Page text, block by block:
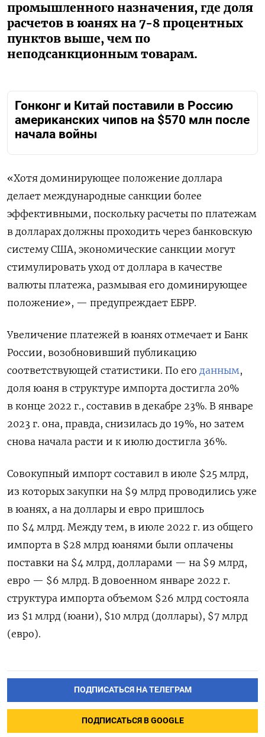
промышленного назначения, где доля
расчетов в юанях на 7-8 процентных
пунктов выше, чем по
неподсанкционным товарам.
Гонконг и Китай поставили в Россию
американских чипов на $570 млн после
начала войны
«Хотя доминирующее положение доллара
делает международные санкции более
эффективными, поскольку расчеты по платежам
в долларах должны проходить через банковскую
систему США, экономические санкции могут
стимулировать уход от доллара в качестве
валюты платежа, размывая его доминирующее
положение», — предупреждает ЕБРР.
Увеличение платежей в юанях отмечает и Банк
России, возобновивший публикацию
соответствующей статистики. По его данным,
доля юаня в структуре импорта достигла 20%
в конце 2022 г., составив в декабре 23%. В январе
2023 г. она, правда, снизилась до 19%, но затем
снова начала расти и к июлю достигла 36%.
Совокупный импорт составил в июле $25 млрд,
из которых закупки на $9 млрд проводились уже
в юанях, а на доллары и евро пришлось
по $4 млрд. Между тем, в июле 2022 г. из общего
импорта в $28 млрд юанями были оплачены
поставки на $4 млрд, долларами — на $9 млрд,
евро — $6 млрд. В довоенном январе 2022 г.
структура импорта объемом $26 млрд состояла
из $1 млрд (юани), $10 млрд (доллары), $7 млрд
(евро).
ПОДПИСАТЬСЯ НА ТЕЛЕГРАМ
ПОДПИСАТЬСЯ В GOOGLE